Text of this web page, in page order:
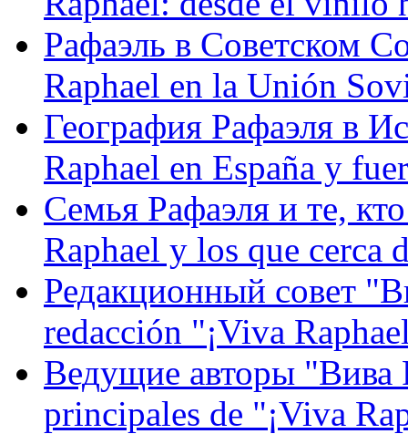
Рафаэль в Советском
Raphael en la Unión
География Рафаэля в
Raphael en España y
Семья Рафаэля и те,
Raphael y los que cerca
Редакционный совет
redacción "¡Viva
Ведущие авторы "Вива
principales de "¡Viva